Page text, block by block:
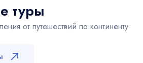
туры
от путешествий по континенту